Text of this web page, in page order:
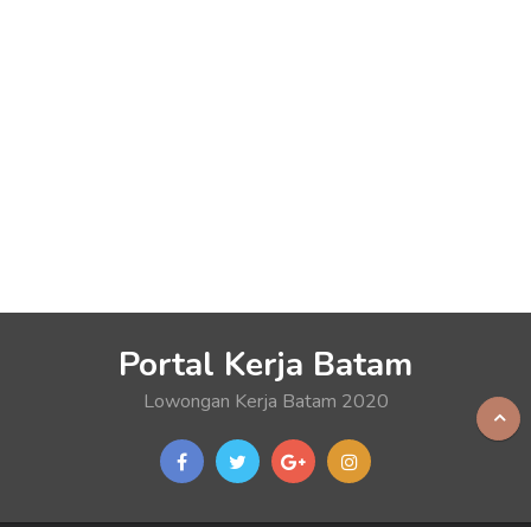
Portal Kerja Batam
Lowongan Kerja Batam 2020